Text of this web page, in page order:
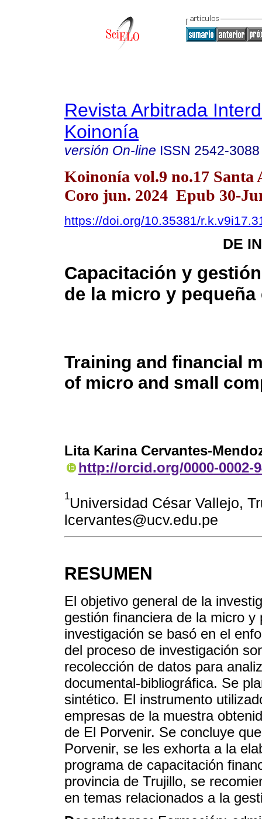
Revista Arbitrada
Koinonía
versión On-line ISSN 2542-3088
Koinonía vol.9 no.17 Santa
Coro jun. 2024 Epub 30-
https://doi.org/10.35381/
DE
Capacitación y
de la micro y pequeña
Training and financial
of micro and small
Lita Karina Cervantes-
http://orcid.org/0000-0002-
1Universidad César Vallejo,
lcervantes@ucv.edu.pe
RESUMEN
El objetivo general de la
gestión financiera de la micro
investigación se basó en el
del proceso de investigación
recolección de datos para
documental-bibliográfica. Se
sintético. El instrumento
empresas de la muestra
de El Porvenir. Se concluye
Porvenir, se les exhorta a la
programa de capacitación
provincia de Trujillo, se
en temas relacionados a la